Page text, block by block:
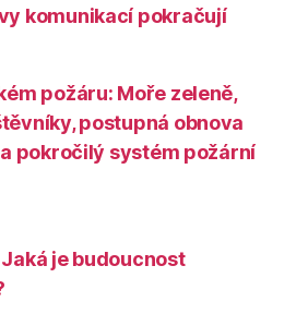
komunikací pokračují
požáru: Moře zeleně,
postupná obnova
pokročilý systém požární
je budoucnost